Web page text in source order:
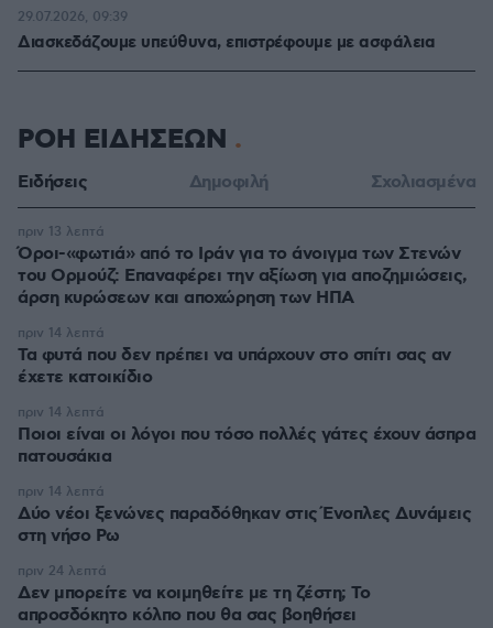
Διασκεδάζουμε υπεύθυνα, επιστρέφουμε με ασφάλεια
29.07.2026, 09:39
ΡΟΗ ΕΙΔΗΣΕΩΝ
Ειδήσεις Δημοφιλή Σχολιασμένα
Όροι-«φωτιά» από το Ιράν για το άνοιγμα των Στενών
του Ορμούζ: Επαναφέρει την αξίωση για αποζημιώσεις,
άρση κυρώσεων και αποχώρηση των ΗΠΑ
πριν 13 λεπτά
Τα φυτά που δεν πρέπει να υπάρχουν στο σπίτι σας αν
έχετε κατοικίδιο
πριν 14 λεπτά
Ποιοι είναι οι λόγοι που τόσο πολλές γάτες έχουν άσπρα
πατουσάκια
πριν 14 λεπτά
Δύο νέοι ξενώνες παραδόθηκαν στις Ένοπλες Δυνάμεις
στη νήσο Ρω
πριν 14 λεπτά
Δεν μπορείτε να κοιμηθείτε με τη ζέστη; Το
απροσδόκητο κόλπο που θα σας βοηθήσει
πριν 24 λεπτά